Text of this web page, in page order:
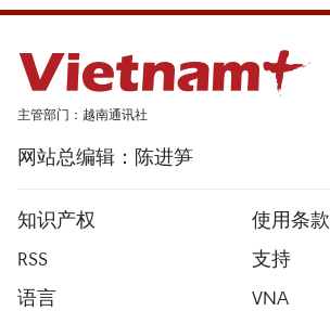
主管部门：越南通讯社
网站总编辑：陈进笋
知识产权
使用条款
RSS
支持
语言
VNA